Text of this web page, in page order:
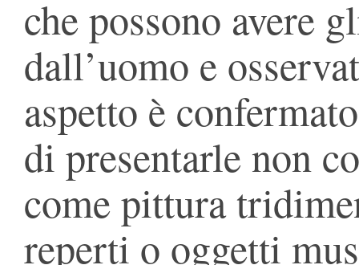
che possono avere
dall’uomo e
aspetto è
di presentarle non
come pittura
reperti o oggetti